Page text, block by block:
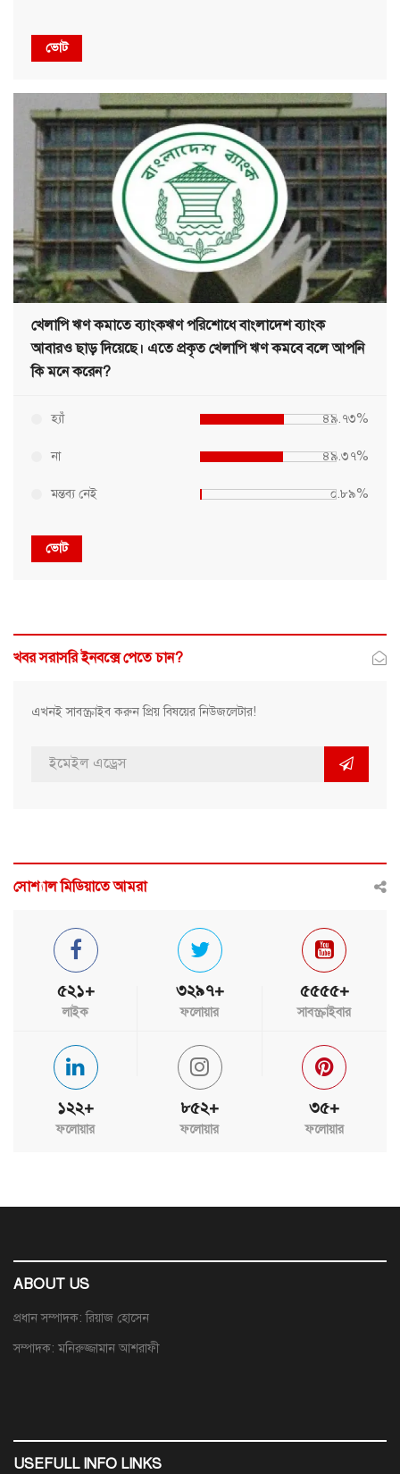
ভোট
খেলাপি ঋণ কমাতে ব্যাংকঋণ পরিশোধে বাংলাদেশ ব্যাংক
আবারও ছাড় দিয়েছে। এতে প্রকৃত খেলাপি ঋণ কমবে বলে আপনি
কি মনে করেন?
হ্যাঁ ৪৯.৭৩%
না ৪৯.৩৭%
মন্তব্য নেই ০.৮৯%
ভোট
খবর সরাসরি ইনবক্সে পেতে চান?
এখনই সাবস্ক্রাইব করুন প্রিয় বিষয়ের নিউজলেটার!
সোশ্যাল মিডিয়াতে আমরা
৫২১+
লাইক
৩২৯৭+
ফলোয়ার
৫৫৫৫+
সাবস্ক্রাইবার
১২২+
ফলোয়ার
৮৫২+
ফলোয়ার
৩৫+
ফলোয়ার
ABOUT US
প্রধান সম্পাদক: রিয়াজ হোসেন
সম্পাদক: মনিরুজ্জামান আশরাফী
USEFULL INFO LINKS